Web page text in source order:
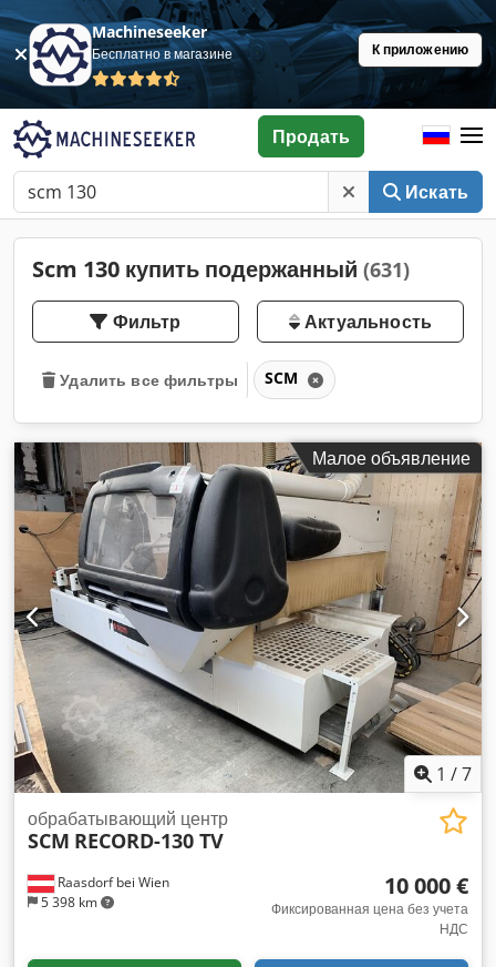
Machineseeker
Бесплатно в магазине К приложению
Искать
Продать
Scm 130 купить подержанный (631)
Фильтр Актуальность
Удалить все фильтры SCM
Малое объявление
1 /7
Raasdorf bei Wien
5 398 km
обрабатывающий центр
SCM RECORD-130 TV
10 000 €
Фиксированная цена без учета
НДС